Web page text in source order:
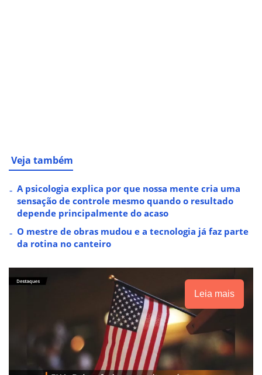
Veja também
A psicologia explica por que nossa mente cria uma
sensação de controle mesmo quando o resultado
depende principalmente do acaso
O mestre de obras mudou e a tecnologia já faz parte
da rotina no canteiro
Leia mais